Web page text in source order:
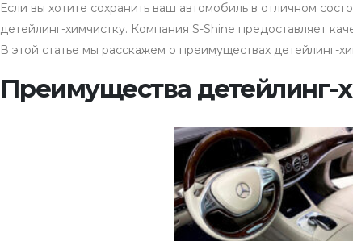
Если вы хотите сохранить ваш автомобиль в отличном
детейлинг-химчистку. Компания S-Shine предоставляет
В этой статье мы расскажем о преимуществах детейлинг-
Преимущества детейлинг-